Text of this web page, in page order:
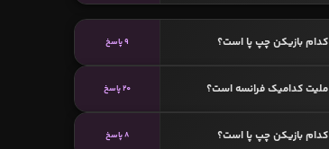
کدام بازیکن چپ پا است؟ 9 پاسخ
ملیت کدامیک فرانسه است؟ 20 پاسخ
کدام بازیکن چپ پا است؟ 8 پاسخ